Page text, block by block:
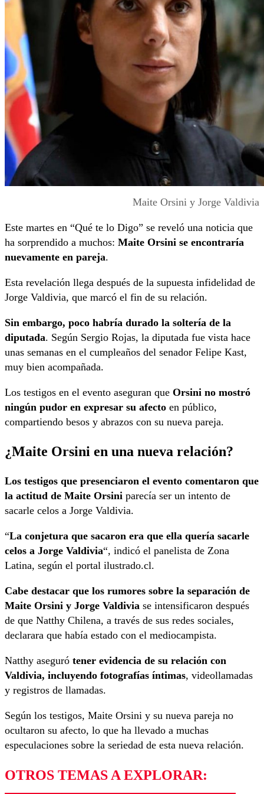
Maite Orsini y Jorge Valdivia
Este martes en “Qué te lo Digo” se reveló una noticia que
ha sorprendido a muchos: Maite Orsini se encontraría
nuevamente en pareja.
Esta revelación llega después de la supuesta infidelidad de
Jorge Valdivia, que marcó el fin de su relación.
Sin embargo, poco habría durado la soltería de la
diputada. Según Sergio Rojas, la diputada fue vista hace
unas semanas en el cumpleaños del senador Felipe Kast,
muy bien acompañada.
Los testigos en el evento aseguran que Orsini no mostró
ningún pudor en expresar su afecto en público,
compartiendo besos y abrazos con su nueva pareja.
¿Maite Orsini en una nueva relación?
Los testigos que presenciaron el evento comentaron que
la actitud de Maite Orsini parecía ser un intento de
sacarle celos a Jorge Valdivia.
“La conjetura que sacaron era que ella quería sacarle
celos a Jorge Valdivia“, indicó el panelista de Zona
Latina, según el portal ilustrado.cl.
Cabe destacar que los rumores sobre la separación de
Maite Orsini y Jorge Valdivia se intensificaron después
de que Natthy Chilena, a través de sus redes sociales,
declarara que había estado con el mediocampista.
Natthy aseguró tener evidencia de su relación con
Valdivia, incluyendo fotografías íntimas, videollamadas
y registros de llamadas.
Según los testigos, Maite Orsini y su nueva pareja no
ocultaron su afecto, lo que ha llevado a muchas
especulaciones sobre la seriedad de esta nueva relación.
OTROS TEMAS A EXPLORAR: